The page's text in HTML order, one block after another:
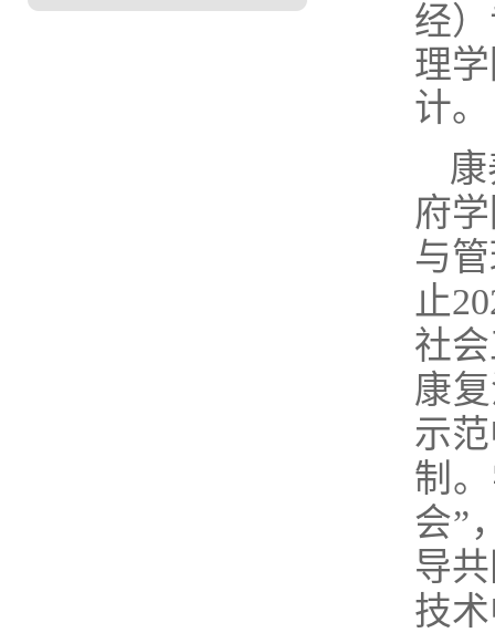
经
理
计。
府
与
止
社
康
示
制
会”
导
技